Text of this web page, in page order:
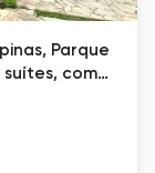
Parque
suítes, com